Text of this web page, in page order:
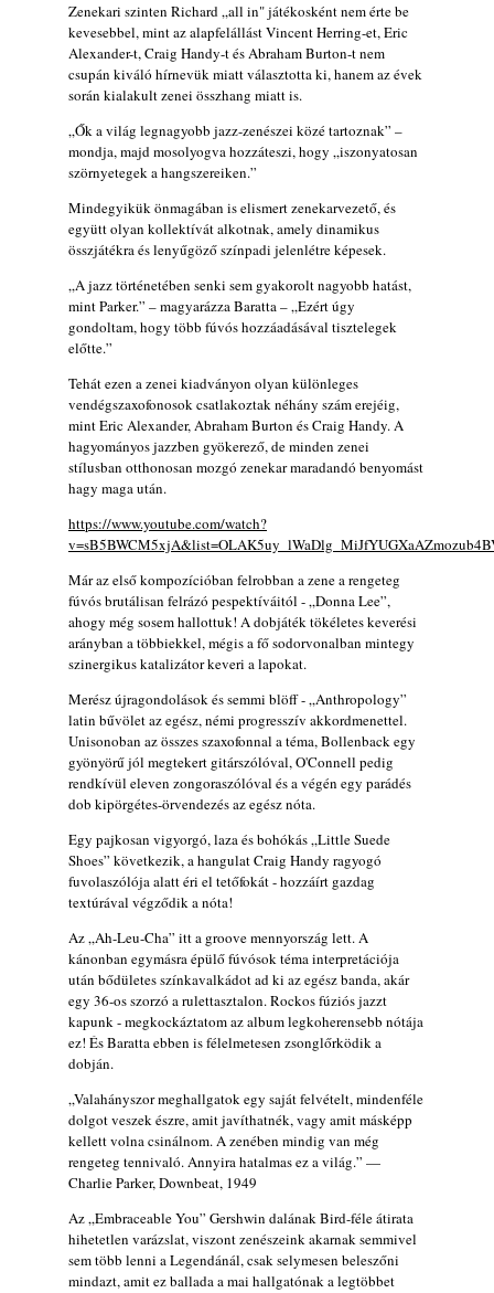
Zenekari szinten Richard „all in" játékosként nem érte be
kevesebbel, mint az alapfelállást Vincent Herring-et, Eric
Alexander-t, Craig Handy-t és Abraham Burton-t nem
csupán kiváló hírnevük miatt választotta ki, hanem az évek
során kialakult zenei összhang miatt is.
„Ők a világ legnagyobb jazz-zenészei közé tartoznak” –
mondja, majd mosolyogva hozzáteszi, hogy „iszonyatosan
szörnyetegek a hangszereiken.”
Mindegyikük önmagában is elismert zenekarvezető, és
együtt olyan kollektívát alkotnak, amely dinamikus
összjátékra és lenyűgöző színpadi jelenlétre képesek.
„A jazz történetében senki sem gyakorolt nagyobb hatást,
mint Parker.” – magyarázza Baratta – „Ezért úgy
gondoltam, hogy több fúvós hozzáadásával tisztelegek
előtte.”
Tehát ezen a zenei kiadványon olyan különleges
vendégszaxofonosok csatlakoztak néhány szám erejéig,
mint Eric Alexander, Abraham Burton és Craig Handy. A
hagyományos jazzben gyökerező, de minden zenei
stílusban otthonosan mozgó zenekar maradandó benyomást
hagy maga után.
https://www.youtube.com/watch?
Már az első kompozícióban felrobban a zene a rengeteg
fúvós brutálisan felrázó pespektíváitól - „Donna Lee”,
ahogy még sosem hallottuk! A dobjáték tökéletes keverési
arányban a többiekkel, mégis a fő sodorvonalban mintegy
szinergikus katalizátor keveri a lapokat.
Merész újragondolások és semmi blöff - „Anthropology”
latin bűvölet az egész, némi progresszív akkordmenettel.
Unisonoban az összes szaxofonnal a téma, Bollenback egy
gyönyörű jól megtekert gitárszólóval, O'Connell pedig
rendkívül eleven zongoraszólóval és a végén egy parádés
dob kipörgétes-örvendezés az egész nóta.
Egy pajkosan vigyorgó, laza és bohókás „Little Suede
Shoes” következik, a hangulat Craig Handy ragyogó
fuvolaszólója alatt éri el tetőfokát - hozzáírt gazdag
textúrával végződik a nóta!
Az „Ah-Leu-Cha” itt a groove mennyország lett. A
kánonban egymásra épülő fúvósok téma interpretációja
után bődületes színkavalkádot ad ki az egész banda, akár
egy 36-os szorzó a rulettasztalon. Rockos fúziós jazzt
kapunk - megkockáztatom az album legkoherensebb nótája
ez! És Baratta ebben is félelmetesen zsonglőrködik a
dobján.
„Valahányszor meghallgatok egy saját felvételt, mindenféle
dolgot veszek észre, amit javíthatnék, vagy amit másképp
kellett volna csinálnom. A zenében mindig van még
rengeteg tennivaló. Annyira hatalmas ez a világ.” —
Charlie Parker, Downbeat, 1949
Az „Embraceable You” Gershwin dalának Bird-féle átirata
hihetetlen varázslat, viszont zenészeink akarnak semmivel
sem több lenni a Legendánál, csak selymesen beleszőni
mindazt, amit ez ballada a mai hallgatónak a legtöbbet